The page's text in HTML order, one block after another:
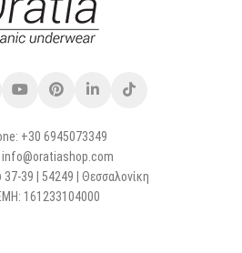
+30 6945073349
info@oratiashop.com
37-39 | 54249 | Θεσσαλονίκη
161233104000